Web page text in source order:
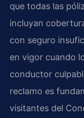
que todas las
incluyan
con seguro
en vigor cuando
conductor
reclamo es
visitantes del